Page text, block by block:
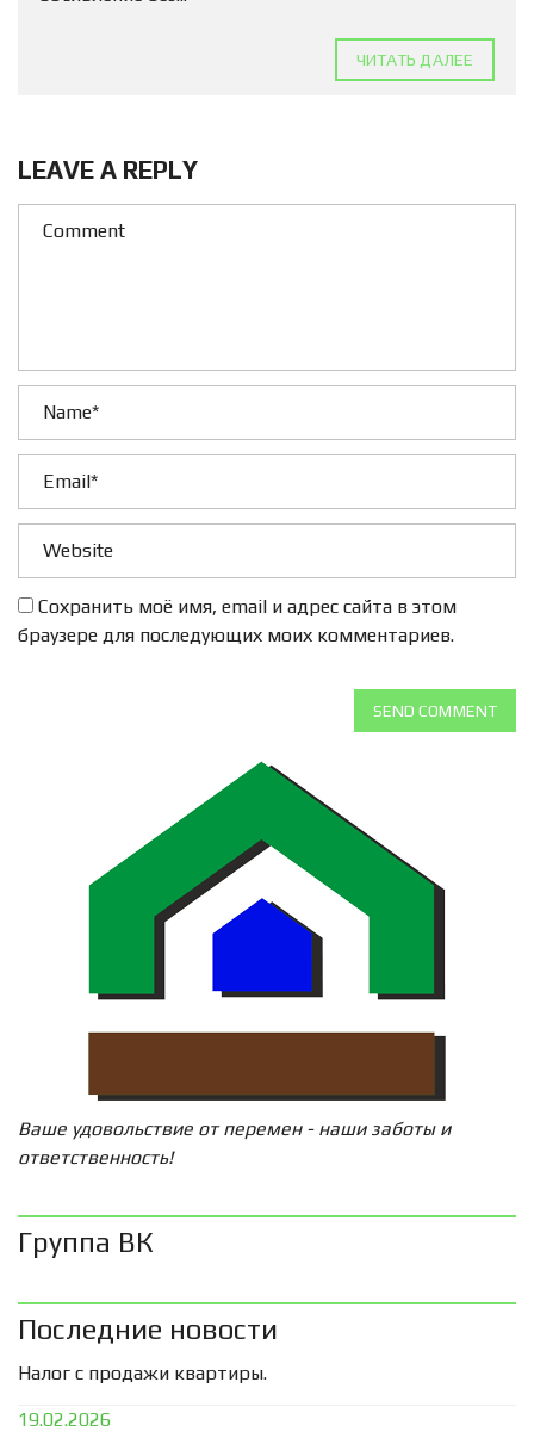
ЧИТАТЬ ДАЛЕЕ
LEAVE A REPLY
Сохранить моё имя, email и адрес сайта в этом
браузере для последующих моих комментариев.
SEND COMMENT
Ваше удовольствие от перемен - наши заботы и
ответственность!
Группа ВК
Последние новости
Налог с продажи квартиры.
19.02.2026